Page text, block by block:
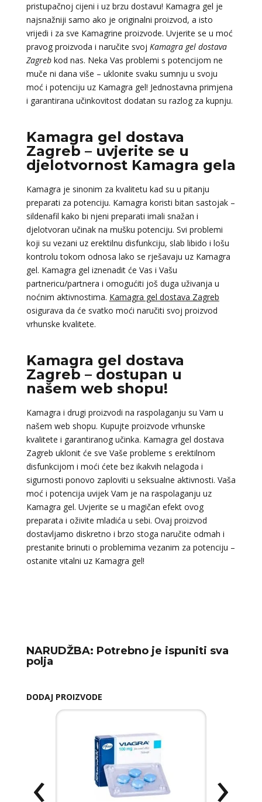
pristupačnoj cijeni i uz brzu dostavu! Kamagra gel je
najsnažniji samo ako je originalni proizvod, a isto
vrijedi i za sve Kamagrine proizvode. Uvjerite se u moć
pravog proizvoda i naručite svoj Kamagra gel dostava
Zagrebkod nas. Neka Vas problemi s potencijom ne
muče ni dana više – uklonite svaku sumnju u svoju
moć i potenciju uz Kamagra gel! Jednostavna primjena
i garantirana učinkovitost dodatan su razlog za kupnju.
Kamagra gel dostava
Zagreb – uvjerite se u
djelotvornost Kamagra gela
Kamagra je sinonim za kvalitetu kad su u pitanju
preparati za potenciju. Kamagra koristi bitan sastojak –
sildenafil kako bi njeni preparati imali snažan i
djelotvoran učinak na mušku potenciju. Svi problemi
koji su vezani uz erektilnu disfunkciju, slab libido i lošu
kontrolu tokom odnosa lako se rješavaju uz Kamagra
gel. Kamagra gel iznenadit će Vas i Vašu
partnericu/partnera i omogućiti još duga uživanja u
noćnim aktivnostima. Kamagra gel dostava Zagreb
osigurava da će svatko moći naručiti svoj proizvod
vrhunske kvalitete.
Kamagra gel dostava
Zagreb – dostupan u
našem web shopu!
Kamagra i drugi proizvodi na raspolaganju su Vam u
našem web shopu. Kupujte proizvode vrhunske
kvalitete i garantiranog učinka. Kamagra gel dostava
Zagreb uklonit će sve Vaše probleme s erektilnom
disfunkcijom i moći ćete bez ikakvih nelagoda i
sigurnosti ponovo zaploviti u seksualne aktivnosti. Vaša
moć i potencija uvijek Vam je na raspolaganju uz
Kamagra gel. Uvjerite se u magičan efekt ovog
preparata i oživite mladića u sebi. Ovaj proizvod
dostavljamo diskretno i brzo stoga naručite odmah i
prestanite brinuti o problemima vezanim za potenciju –
ostanite vitalni uz Kamagra gel!
NARUDŽBA: Potrebno je ispuniti sva
polja
DODAJ PROIZVODE
‹ ›